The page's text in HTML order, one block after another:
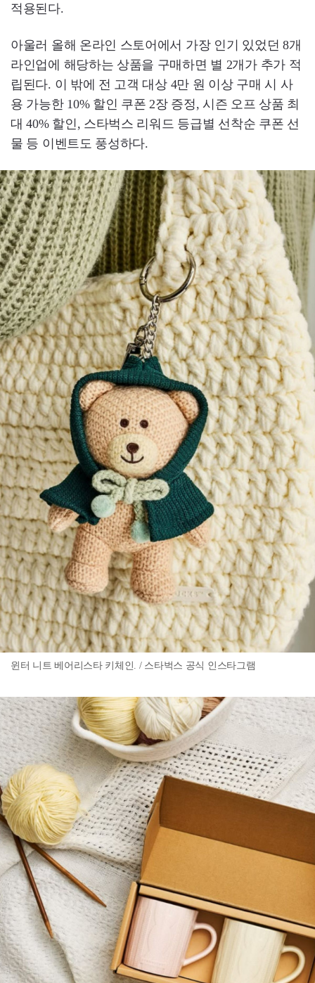
적용된다.
아울러 올해 온라인 스토어에서 가장 인기 있었던 8개
라인업에 해당하는 상품을 구매하면 별 2개가 추가 적
립된다. 이 밖에 전 고객 대상 4만 원 이상 구매 시 사
용 가능한 10% 할인 쿠폰 2장 증정, 시즌 오프 상품 최
대 40% 할인, 스타벅스 리워드 등급별 선착순 쿠폰 선
물 등 이벤트도 풍성하다.
윈터 니트 베어리스타 키체인. / 스타벅스 공식 인스타그램